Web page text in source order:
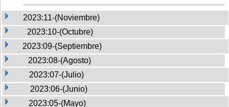
2023:11-(Noviembre)
2023:10-(Octubre)
2023:09-(Septiembre)
2023:08-(Agosto)
2023:07-(Julio)
2023:06-(Junio)
2023:05-(Mayo)